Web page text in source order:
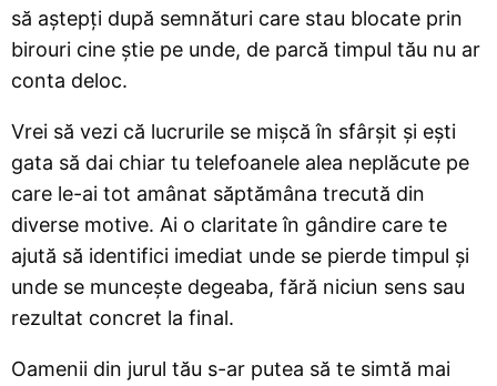
să aștepți după semnături care stau blocate prin
birouri cine știe pe unde, de parcă timpul tău nu ar
conta deloc.
Vrei să vezi că lucrurile se mișcă în sfârșit și ești
gata să dai chiar tu telefoanele alea neplăcute pe
care le-ai tot amânat săptămâna trecută din
diverse motive. Ai o claritate în gândire care te
ajută să identifici imediat unde se pierde timpul și
unde se muncește degeaba, fără niciun sens sau
rezultat concret la final.
Oamenii din jurul tău s-ar putea să te simtă mai